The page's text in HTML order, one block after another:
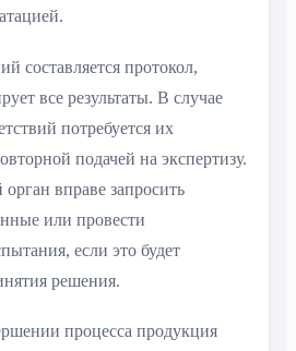
составляется протокол,
все результаты. В случае
потребуется их
подачей на экспертизу.
вправе запросить
или провести
если это будет
решения.
процесса продукция